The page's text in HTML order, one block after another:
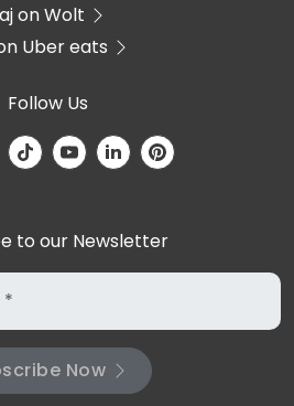
on Wolt
Uber eats
Follow Us
to our Newsletter
Now